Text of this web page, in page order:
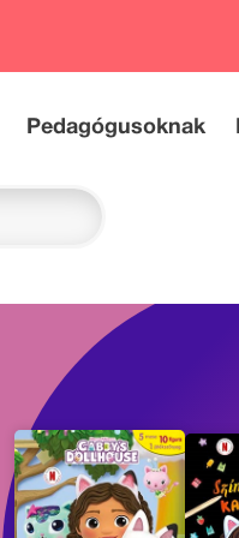
Pedagógusoknak